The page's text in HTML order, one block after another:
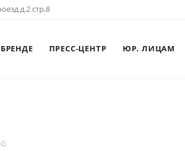
д.2 стр.8
ПРЕСС-ЦЕНТР ЮР. ЛИЦАМ